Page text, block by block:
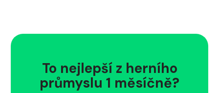
To nejlepší z herního
průmyslu 1 měsíčně?